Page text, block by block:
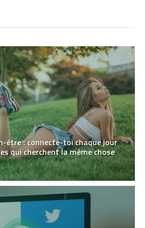
être : connecte-toi chaque jour
qui cherchent la même chose